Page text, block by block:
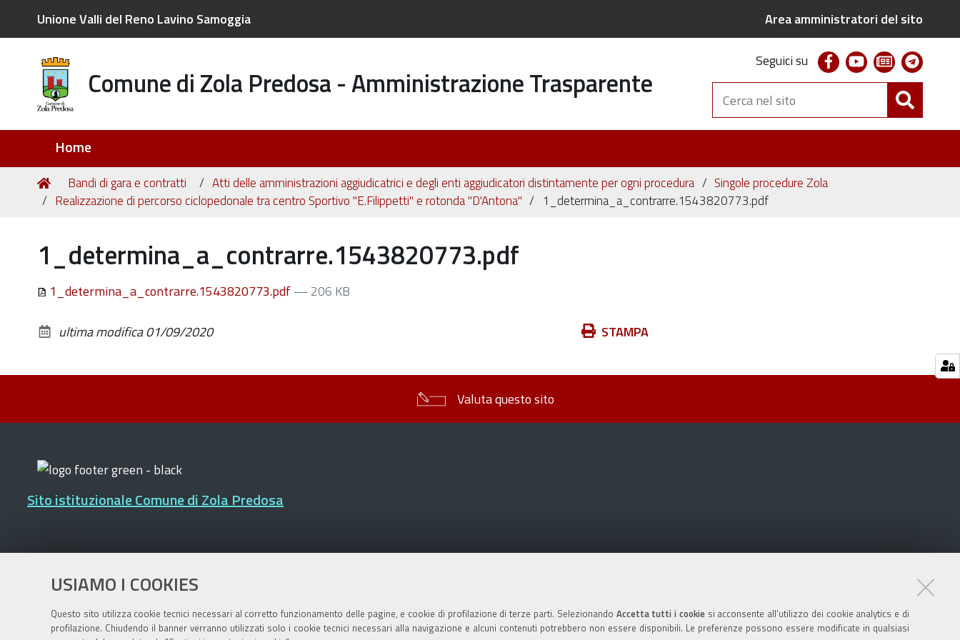
USIAMO I COOKIES
Questo sito utilizza cookie tecnici necessari al corretto funzionamento delle pagine, e cookie di profilazione di terze parti. Selezionando Accetta tutti i cookiesi acconsente all’utilizzo dei cookie analytics e di
profilazione. Chiudendo il banner verranno utilizzati solo i cookie tecnici necessari alla navigazione e alcuni contenuti potrebbero non essere disponibili. Le preferenze possono essere modificate in qualsiasi
Unione Valli del Reno Lavino Samoggia Area amministratori del sito
Comune di Zola Predosa - Amministrazione Trasparente
Seguici su facebookyoutubenewsletter
Cerca
nel
sito
Home
Tu
sei
Home
Bandi di gara e contratti Atti delle amministrazioni aggiudicatrici e degli enti aggiudicatori distintamente per ogni procedura
Singole procedure Zola
Realizzazione di percorso ciclopedonale tra centro Sportivo "E.Filippetti" e rotonda "D'Antona"
1_determina_a_contrarre.1543820773.pdf
1_determina_a_contrarre.1543820773.pdf
1_determina_a_contrarre.1543820773.pdf— 206 KB
Azioni STAMPA
ultima modifica01/09/2020
Valuta questo sito
Sito istituzionale Comune di Zola Predosa